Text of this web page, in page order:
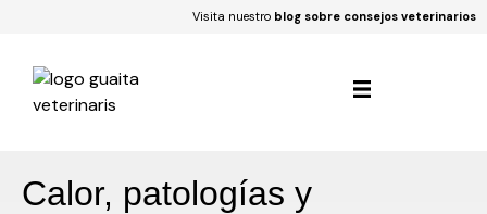
Visita nuestro blog sobre consejos veterinarios
Calor, patologías y